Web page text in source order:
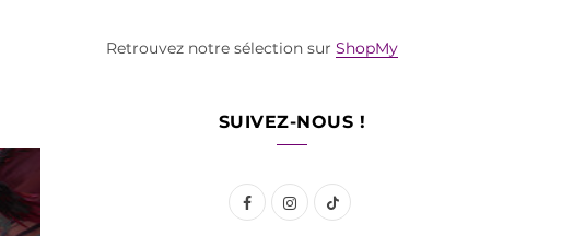
Retrouvez notre sélection sur ShopMy
SUIVEZ-NOUS !
F
I
T